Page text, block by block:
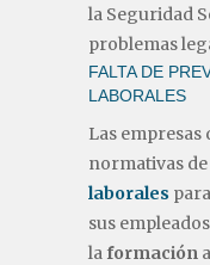
la Seguridad
problemas
FALTA DE
LABORALES
Las
normativas de
laborales
sus
la formación